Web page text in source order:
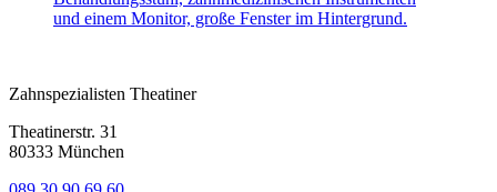
Zahnspezialisten Theatiner
Theatinerstr. 31
80333 München